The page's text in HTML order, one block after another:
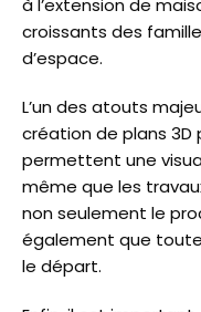
à l’extension de
croissants des
d’espace.
L’un des atouts
création de plans 3D
permettent une
même que les
non seulement le
également que
le départ.